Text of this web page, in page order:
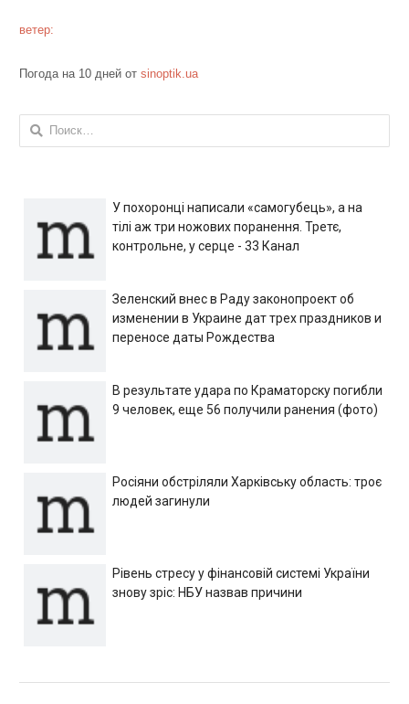
ветер:
Погода на 10 дней от sinoptik.ua
Найти:
У похоронці написали «самогубець», а на
тілі аж три ножових поранення. Третє,
контрольне, у серце - 33 Канал
Зеленский внес в Раду законопроект об
изменении в Украине дат трех праздников и
переносе даты Рождества
В результате удара по Краматорску погибли
9 человек, еще 56 получили ранения (фото)
Росіяни обстріляли Харківську область: троє
людей загинули
Рівень стресу у фінансовій системі України
знову зріс: НБУ назвав причини